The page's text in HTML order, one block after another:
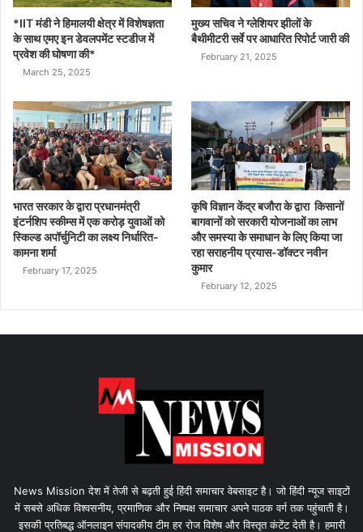
*IIT मंडी ने हिमालयी क्षेत्र में विशेषज्ञता
के साथ एमए इन डेवलपमेंट स्टडीज में
प्रवेश की घोषणा की*
March 25, 2025
मुख्य सचिव ने ग्लेशियर झीलों के
बैथीमीटरी सर्वे पर आधारित रिपोर्ट जारी की
February 21, 2025
भारत सरकार के द्वारा प्रधानमंत्री
इंटर्नशिप स्कीम्स में एक करोड़ युवाओं को
स्किल्ड अपॉर्चुनिटी का लक्ष्य निर्धारित-
कामना शर्मा
February 17, 2025
कृषि विज्ञान केंद्र बजौरा के द्वारा किसानों
बागवानों को सरकारी योजनाओं का लाभ
और समस्या के समाधान के लिए किया जा
रहा सराहनीय प्रयास-डॉक्टर नवीन
कुमार
February 12, 2025
News Mission देश में तेजी से बढ़ती हुई हिंदी समाचार वेबसाइट है। जो हिंदी न्यूज साइटों
में सबसे अधिक विश्वसनीय, प्रमाणिक और निष्पक्ष समाचार अपने पाठक वर्ग तक पहुंचाती है।
इसकी प्रतिबद्ध ऑनलाइन संपादकीय टीम हर रोज विशेष और विस्तृत कंटेंट देती है। हमारी